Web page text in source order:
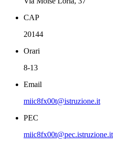
CAP
20144
Orari
8-13
Email
miic8fx00t@istruzione.it
PEC
miic8fx00t@pec.istruzione.it